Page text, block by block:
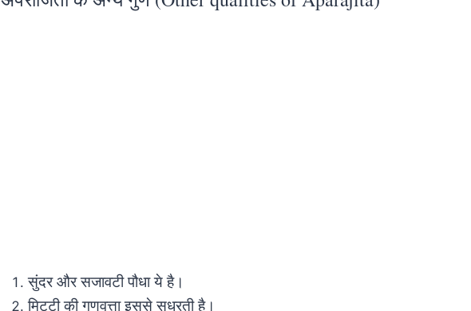
सुंदर और सजावटी पौधा ये है।
मिट्टी की गुणवत्ता इससे सुधरती है।